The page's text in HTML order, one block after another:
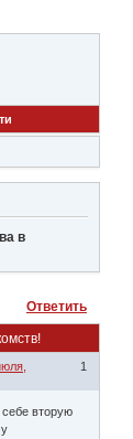
в
Ответить
1
вторую